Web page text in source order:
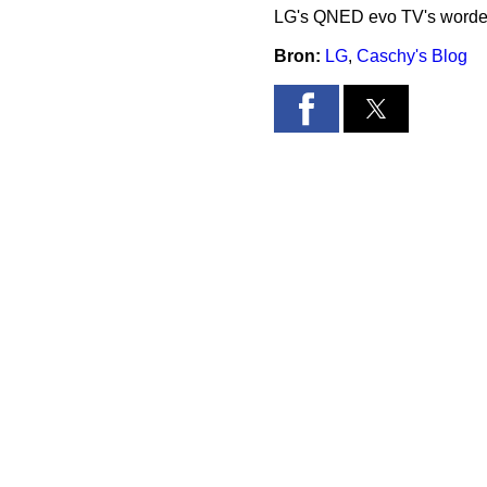
LG's QNED evo TV's
Bron: LG, Caschy's Blog